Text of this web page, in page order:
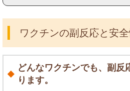
ワクチンの副反応と安
どんなワクチンでも、副反
ります。